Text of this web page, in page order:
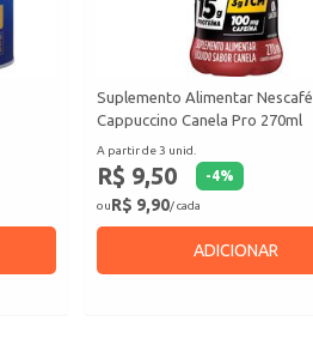
Suplemento Alimentar Nescafé
Cappuccino Canela Pro 270ml
A partir de 3 unid.
R$ 9,50 -4%
ouR$ 9,90/ cada
ADICIONAR